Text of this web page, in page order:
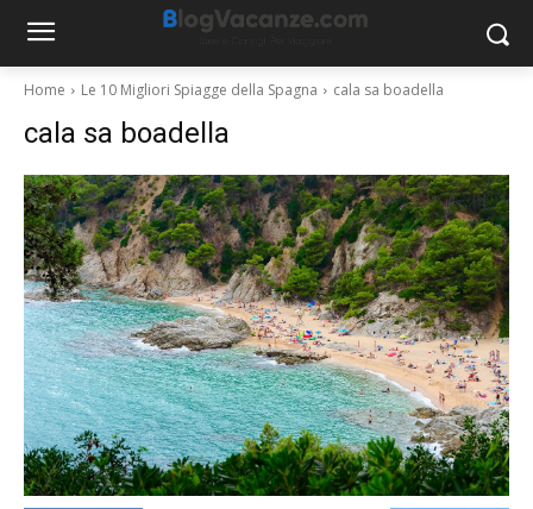
Home Le 10 Migliori Spiagge della Spagna cala sa boadella
cala sa boadella